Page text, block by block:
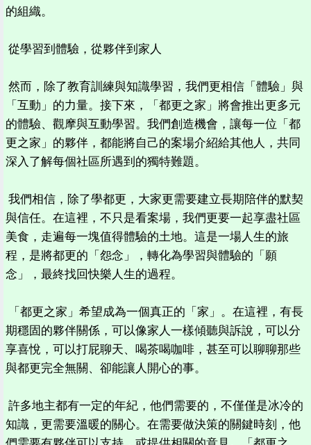
的組織。
從學習到體驗，從夥伴到家人
然而，除了教育訓練與知識學習，我們更相信「體驗」與
「互動」的力量。接下來，「都更之家」將會推出更多元
的體驗、觀摩與互動學習。我們創造機會，讓每一位「都
更之家」的夥伴，都能將自己的案場介紹給其他人，共同
深入了解每個社區所遇到的獨特難題。
我們相信，除了學都更，大家更需要建立長期陪伴的默契
與信任。在這裡，不只是看案場，我們更要一起享盡社區
美食，走遍每一塊值得體驗的土地。這是一場人生的旅
程，是將都更的「怨念」，轉化為學習與體驗的「願
念」，最終找回快樂人生的過程。
「都更之家」希望成為一個真正的「家」。在這裡，有長
期穩固的夥伴關係，可以像家人一樣傾聽與訴說，可以分
享喜悅，可以打屁聊天、喝茶喝咖啡，甚至可以聊聊那些
與都更完全無關、卻能讓人開心的事。
許多地主都有一定的年紀，他們需要的，不僅僅是冰冷的
知識，更需要溫暖的關心。在需要做決策的關鍵時刻，他